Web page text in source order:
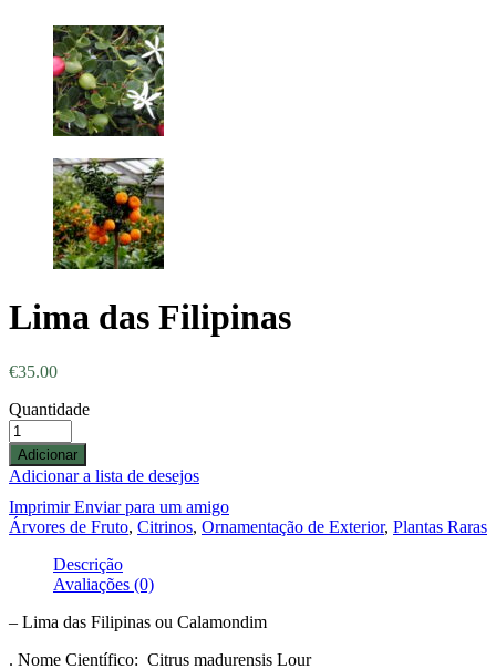
Lima das Filipinas
€35.00
Quantidade
Adicionar
Adicionar a lista de desejos
ImprimirEnviar para um amigo
Árvores de Fruto, Citrinos, Ornamentação de Exterior, Plantas Raras
Descrição
Avaliações (0)
– Lima das Filipinas ou Calamondim
. Nome Científico: Citrus madurensis Lour